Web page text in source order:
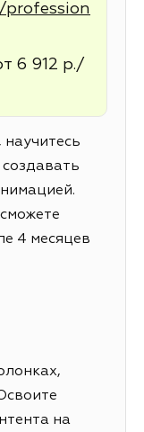
6 912 р./
4 месяцев
на